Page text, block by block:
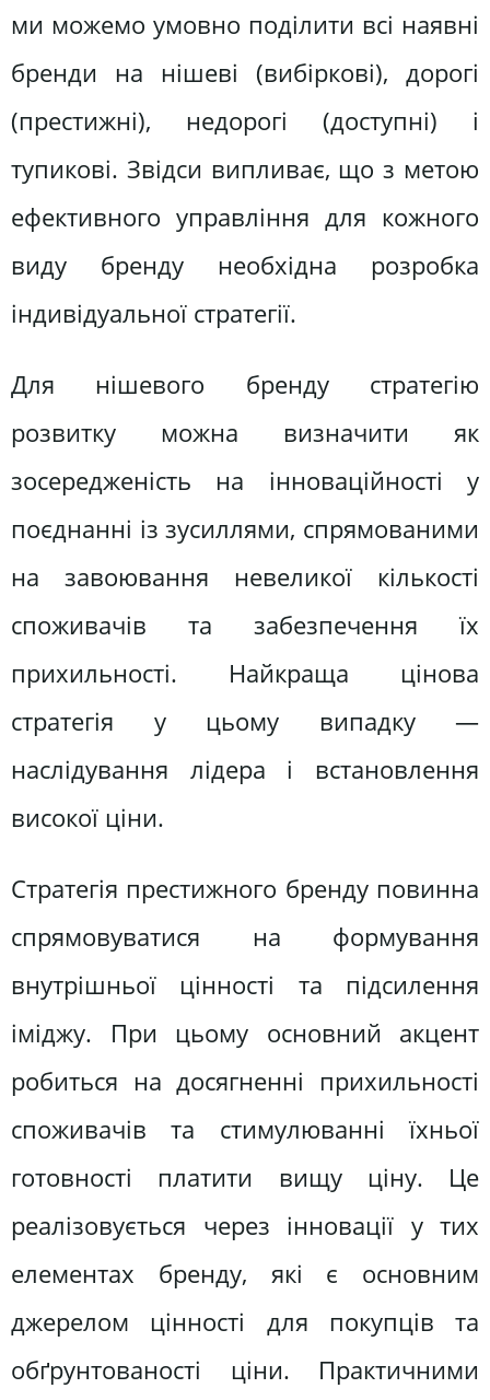
ми можемо умовно поділити всі наявні
бренди на нішеві (вибіркові), дорогі
(престижні), недорогі (доступні) і
тупикові. Звідси випливає, що з метою
ефективного управління для кожного
виду бренду необхідна розробка
індивідуальної стратегії.
Для нішевого бренду стратегію
розвитку можна визначити як
зосередженість на інноваційності у
поєднанні із зусиллями, спрямованими
на завоювання невеликої кількості
споживачів та забезпечення їх
прихильності. Найкраща цінова
стратегія у цьому випадку —
наслідування лідера і встановлення
високої ціни.
Стратегія престижного бренду повинна
спрямовуватися на формування
внутрішньої цінності та підсилення
іміджу. При цьому основний акцент
робиться на досягненні прихильності
споживачів та стимулюванні їхньої
готовності платити вищу ціну. Це
реалізовується через інновації у тих
елементах бренду, які є основним
джерелом цінності для покупців та
обґрунтованості ціни. Практичними